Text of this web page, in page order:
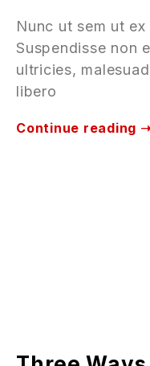
Nunc ut sem ut
Suspendisse non
ultricies,
libero
Continue reading